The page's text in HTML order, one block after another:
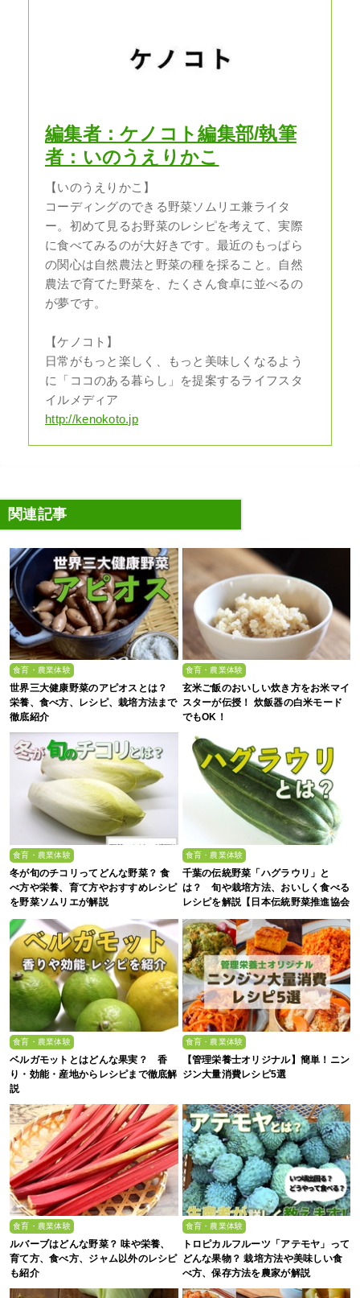
編集者：ケノコト編集部/執筆
者：いのうえりかこ
【いのうえりかこ】
コーディングのできる野菜ソムリエ兼ライタ
ー。初めて見るお野菜のレシピを考えて、実際
に食べてみるのが大好きです。最近のもっぱら
の関心は自然農法と野菜の種を採ること。自然
農法で育てた野菜を、たくさん食卓に並べるの
が夢です。
【ケノコト】
日常がもっと楽しく、もっと美味しくなるよう
に「ココのある暮らし」を提案するライフスタ
イルメディア
http://kenokoto.jp
関連記事
食育・農業体験
世界三大健康野菜のアピオスとは？
栄養、食べ方、レシピ、栽培方法まで
徹底紹介
食育・農業体験
玄米ご飯のおいしい炊き方をお米マイ
スターが伝授！ 炊飯器の白米モード
でもOK！
食育・農業体験
冬が旬のチコリってどんな野菜？ 食
べ方や栄養、育て方やおすすめレシピ
を野菜ソムリエが解説
食育・農業体験
千葉の伝統野菜「ハグラウリ」と
は？ 旬や栽培方法、おいしく食べる
レシピを解説【日本伝統野菜推進協会
監修】
食育・農業体験
ベルガモットとはどんな果実？ 香
り・効能・産地からレシピまで徹底解
説
食育・農業体験
【管理栄養士オリジナル】簡単！ニン
ジン大量消費レシピ5選
食育・農業体験
ルバーブはどんな野菜？ 味や栄養、
育て方、食べ方、ジャム以外のレシピ
も紹介
食育・農業体験
トロピカルフルーツ「アテモヤ」って
どんな果物？ 栽培方法や美味しい食
べ方、保存方法を農家が解説